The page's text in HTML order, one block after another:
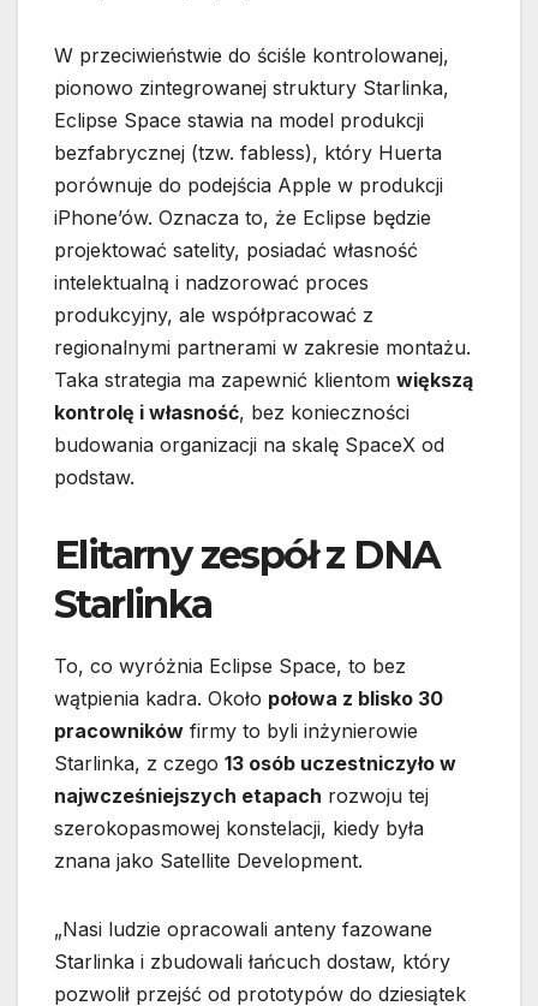
W przeciwieństwie do ściśle kontrolowanej,
pionowo zintegrowanej struktury Starlinka,
Eclipse Space stawia na model produkcji
bezfabrycznej (tzw. fabless), który Huerta
porównuje do podejścia Apple w produkcji
iPhone’ów. Oznacza to, że Eclipse będzie
projektować satelity, posiadać własność
intelektualną i nadzorować proces
produkcyjny, ale współpracować z
regionalnymi partnerami w zakresie montażu.
Taka strategia ma zapewnić klientom większą
kontrolę i własność, bez konieczności
budowania organizacji na skalę SpaceX od
podstaw.
Elitarny zespół z DNA
Starlinka
To, co wyróżnia Eclipse Space, to bez
wątpienia kadra. Około połowa z blisko 30
pracowników firmy to byli inżynierowie
Starlinka, z czego 13 osób uczestniczyło w
najwcześniejszych etapach rozwoju tej
szerokopasmowej konstelacji, kiedy była
znana jako Satellite Development.
„Nasi ludzie opracowali anteny fazowane
Starlinka i zbudowali łańcuch dostaw, który
pozwolił przejść od prototypów do dziesiątek